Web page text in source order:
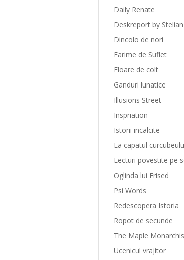
Daily Renate
Deskreport by
Dincolo de nori
Farime de Suflet
Floare de colt
Ganduri lunatice
Illusions Street
Inspriation
Istorii incalcite
La capatul
Lecturi povestite pe
Oglinda lui Erised
Psi Words
Redescopera Istoria
Ropot de secunde
The Maple
Ucenicul vrajitor